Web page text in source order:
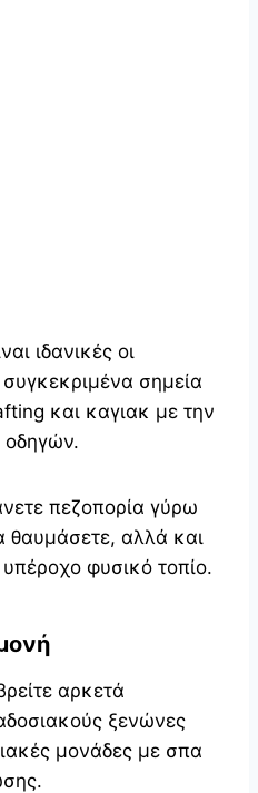
ιδανικές οι
σημεία
και καγιακ με την
οδηγών.
πεζοπορία γύρω
θαυμάσετε, αλλά και
φυσικό τοπίο.
αρκετά
ξενώνες
μονάδες με σπα